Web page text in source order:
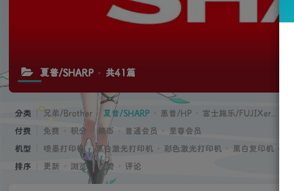
夏普/SHARP 共41篇
分类 兄弟/Brother 夏普/SHARP 惠普/HP
富士施乐/FUJIXer...
付费
免费 积分 猿币 普通会员
至尊会员
机型
喷墨打印机 黑白激光打印机 彩色激光打印机 黑白复印机
排序
更新 浏览 点赞 评论